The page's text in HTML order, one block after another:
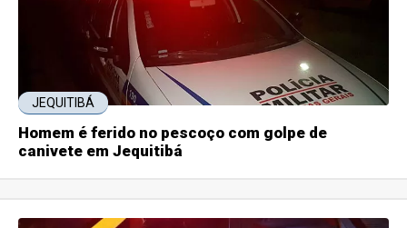
JEQUITIBÁ
Homem é ferido no pescoço com golpe de
canivete em Jequitibá